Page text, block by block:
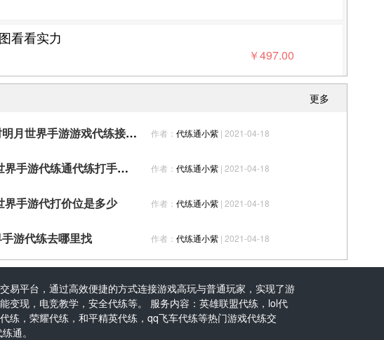
看看实力
￥497.00
￥35.00
￥ 318.00
更多
网络上有哪些秦时明月世界手游游戏代练接单的平台，谁比较靠谱可信一些？ 作者： 代练通小紫| 2021-04-18
2021年秦时明月世界手游代练通代练打手招募公告 作者： 代练通小紫| 2021-04-18
手游代打价位是多少 作者： 代练通小紫| 2021-04-18
游代练去哪里找 作者： 代练通小紫| 2021-04-18
易平台，通过高效便捷的方式连接游戏高玩与普通玩家，实现了游
变现，电竞教学，安全代练等。 服务内容：英雄联盟代练，lol代
练，荣耀代练，和平精英代练，qq飞车代练等热门游戏代练交
通。